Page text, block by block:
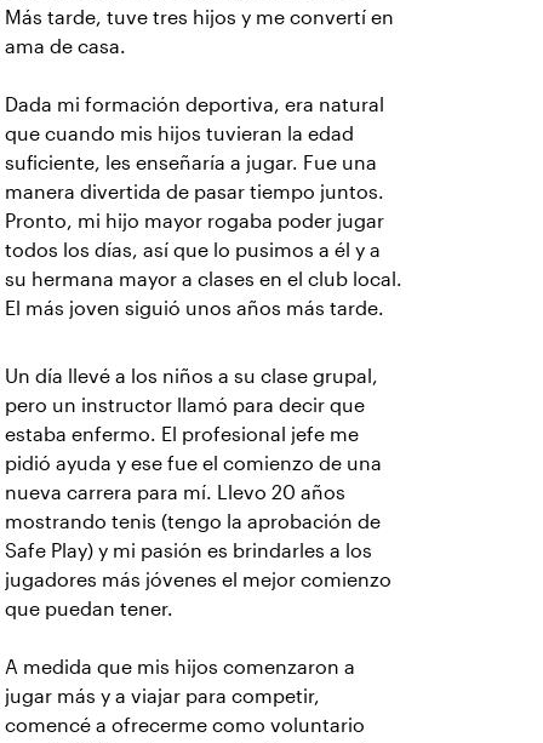
Más tarde, tuve tres hijos y me convertí en
ama de casa.
Dada mi formación deportiva, era natural
que cuando mis hijos tuvieran la edad
suficiente, les enseñaría a jugar. Fue una
manera divertida de pasar tiempo juntos.
Pronto, mi hijo mayor rogaba poder jugar
todos los días, así que lo pusimos a él y a
su hermana mayor a clases en el club local.
El más joven siguió unos años más tarde.
Un día llevé a los niños a su clase grupal,
pero un instructor llamó para decir que
estaba enfermo. El profesional jefe me
pidió ayuda y ese fue el comienzo de una
nueva carrera para mí. Llevo 20 años
mostrando tenis (tengo la aprobación de
Safe Play) y mi pasión es brindarles a los
jugadores más jóvenes el mejor comienzo
que puedan tener.
A medida que mis hijos comenzaron a
jugar más y a viajar para competir,
comencé a ofrecerme como voluntario